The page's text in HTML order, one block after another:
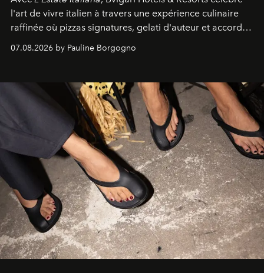
l'art de vivre italien à travers une expérience culinaire
raffinée où pizzas signatures, gelati d'auteur et accords
07.08.2026 by Pauline Borgogno